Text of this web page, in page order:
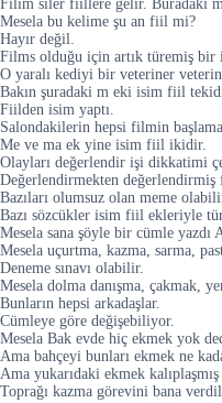
Filim siler fiillere gelir. Buradaki
Mesela bu kelime şu an fiil mi?
Hayır değil.
Films olduğu için artık türemiş bir
O yaralı kediyi bir veteriner
Bakın şuradaki m eki isim fiil
Fiilden isim yaptı.
Salondakilerin hepsi filmin
Me ve ma ek yine isim fiil ikidir.
Olayları değerlendir işi dikkatimi
Değerlendirmekten
Bazıları olumsuz olan meme
Bazı sözcükler isim fiil ekleriyle
Mesela sana şöyle bir cümle yazdı
Mesela uçurtma, kazma, sarma,
Deneme sınavı olabilir.
Mesela dolma danışma, çakmak,
Bunların hepsi arkadaşlar.
Cümleye göre değişebiliyor.
Mesela Bak evde hiç ekmek yok
Ama bahçeyi bunları ekmek ne
Ama yukarıdaki ekmek
Toprağı kazma görevini bana